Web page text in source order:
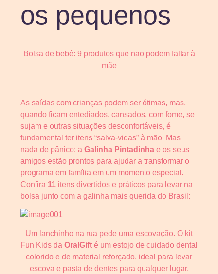
os pequenos
Bolsa de bebê: 9 produtos que não podem faltar à
mãe
As saídas com crianças podem ser ótimas, mas,
quando ficam entediados, cansados, com fome, se
sujam e outras situações desconfortáveis, é
fundamental ter itens “salva-vidas” à mão. Mas
nada de pânico: a Galinha Pintadinha e os seus
amigos estão prontos para ajudar a transformar o
programa em família em um momento especial.
Confira 11 itens divertidos e práticos para levar na
bolsa junto com a galinha mais querida do Brasil:
Um lanchinho na rua pede uma escovação. O kit
Fun Kids da OralGift é um estojo de cuidado dental
colorido e de material reforçado, ideal para levar
escova e pasta de dentes para qualquer lugar.